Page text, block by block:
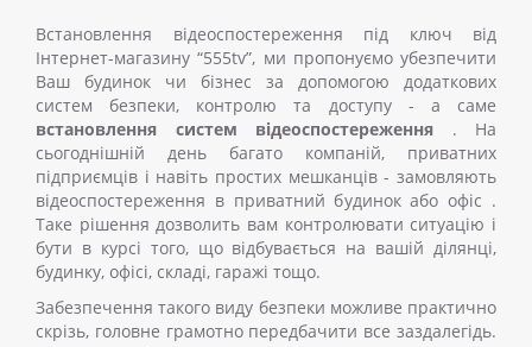
Встановлення відеоспостереження під ключ від
Інтернет-магазину “555tv”, ми пропонуємо убезпечити
Ваш будинок чи бізнес за допомогою додаткових
систем безпеки, контролю та доступу - а саме
встановлення систем відеоспостереження
. На
сьогоднішній день багато компаній, приватних
підприємців і навіть простих мешканців - замовляють
відеоспостереження в приватний будинок або офіс .
Таке рішення дозволить вам контролювати ситуацію і
бути в курсі того, що відбувається на вашій ділянці,
будинку, офісі, складі, гаражі тощо.
Забезпечення такого виду безпеки можливе практично
скрізь, головне грамотно передбачити все заздалегідь.